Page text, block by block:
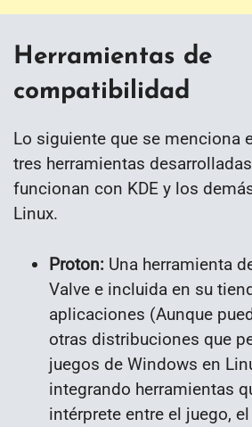
Herramientas de
compatibilidad
Lo siguiente que se menciona
tres herramientas
funcionan con KDE y los
Linux.
Proton: Una herramienta
Valve e incluida en su
aplicaciones (Aunque
otras distribuciones que
juegos de Windows en
integrando herramientas
intérprete entre el juego,